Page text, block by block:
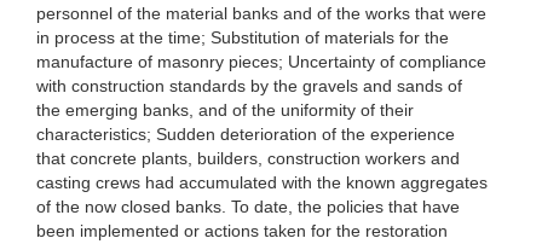
personnel of the material banks and of the works that were
in process at the time; Substitution of materials for the
manufacture of masonry pieces; Uncertainty of compliance
with construction standards by the gravels and sands of
the emerging banks, and of the uniformity of their
characteristics; Sudden deterioration of the experience
that concrete plants, builders, construction workers and
casting crews had accumulated with the known aggregates
of the now closed banks. To date, the policies that have
been implemented or actions taken for the restoration